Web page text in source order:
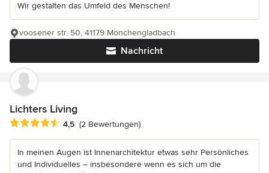
Wir gestalten das Umfeld des Menschen!
Nachricht
voosener str. 50, 41179 Mönchengladbach
Lichters Living
Durchschnittliche Bewertung: 4.5 von 5 Sternen
4,5 (2 Bewertungen)
In meinen Augen ist Innenarchitektur etwas sehr Persönliches
und Individuelles – insbesondere wenn es sich um die